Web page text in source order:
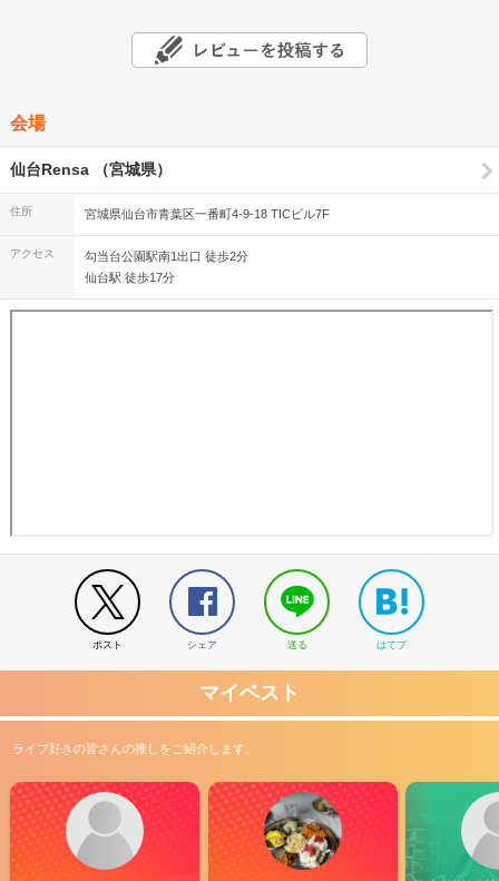
会場
仙台Rensa （宮城県）
住所 宮城県仙台市青葉区一番町4-9-18 TICビル7F
アクセス
勾当台公園駅南1出口 徒歩2分
仙台駅 徒歩17分
ポスト シェア 送る はてブ
マイベスト
ライブ好きの皆さんの推しをご紹介します。